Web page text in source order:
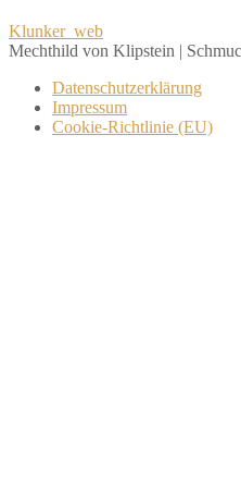
Klunker_web
Mechthild von Klipstein |
Datenschutzerklärung
Impressum
Cookie-Richtlinie (EU)